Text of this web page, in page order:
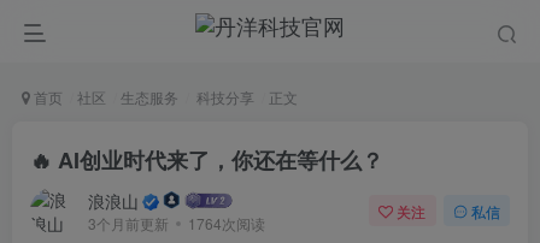
首页 社区 生态服务 科技分享 正文
🔥 AI创业时代来了，你还在等什么？
浪浪山
3个月前更新 1764次阅读
关注 私信